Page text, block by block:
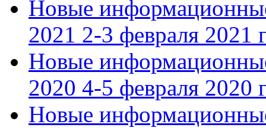
Новые
2021 2-3 февраля 2021
Новые
2020 4-5 февраля 2020
Новые